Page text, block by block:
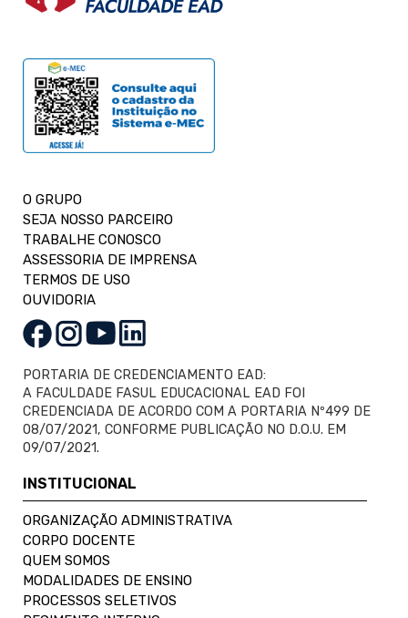
O GRUPO
SEJA NOSSO PARCEIRO
TRABALHE CONOSCO
ASSESSORIA DE IMPRENSA
TERMOS DE USO
OUVIDORIA
PORTARIA DE CREDENCIAMENTO EAD:
A FACULDADE FASUL EDUCACIONAL EAD FOI
CREDENCIADA DE ACORDO COM A PORTARIA Nº499 DE
08/07/2021, CONFORME PUBLICAÇÃO NO D.O.U. EM
09/07/2021.
INSTITUCIONAL
ORGANIZAÇÃO ADMINISTRATIVA
CORPO DOCENTE
QUEM SOMOS
MODALIDADES DE ENSINO
PROCESSOS SELETIVOS